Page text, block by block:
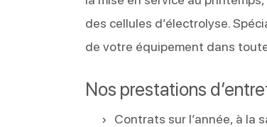
des cellules d’électrolyse.
de votre équipement dans
Nos prestations
Contrats sur l’année, à la